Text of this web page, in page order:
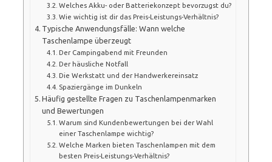
Welches Akku- oder Batteriekonzept bevorzugst du?
Wie wichtig ist dir das Preis-Leistungs-Verhältnis?
Typische Anwendungsfälle: Wann welche
Taschenlampe überzeugt
Der Campingabend mit Freunden
Der häusliche Notfall
Die Werkstatt und der Handwerkereinsatz
Spaziergänge im Dunkeln
Häufig gestellte Fragen zu Taschenlampenmarken
und Bewertungen
Warum sind Kundenbewertungen bei der Wahl
einer Taschenlampe wichtig?
Welche Marken bieten Taschenlampen mit dem
besten Preis-Leistungs-Verhältnis?